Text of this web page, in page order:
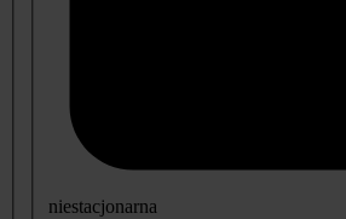
niestacjonarna